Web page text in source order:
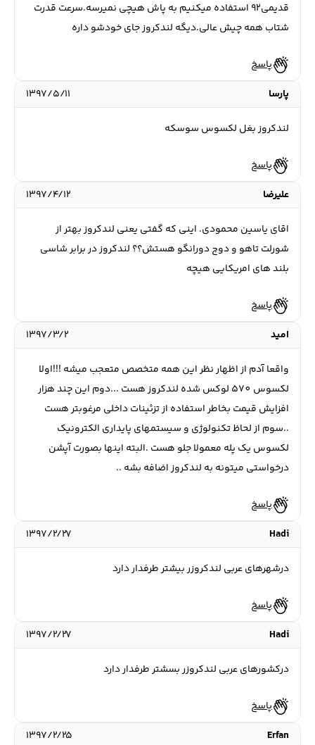
قدیمی۹۲ استفاده میکنیم به پاش هیچی نمیرسه.سرعت قدرت
شتاب همه چیش عالی.دیگه لندکروز جای خودشو داره
پاسخ
پارسا
۱۳۹۷/۵/۱۱
لندکروز بغل لکسوس سوسکه
پاسخ
علیرضا
۱۳۹۷/۴/۱۲
اقای یاسین محمودی. اینی که گفتی یعنی لندکروز بهتر از
شورلت تاهو و دوج دورانگو هستش؟؟ لندکروز در برابر شاسی
بلند های امریکایی هیچه
پاسخ
امید
۱۳۹۷/۳/۲
واقعا آدم از اظهار نظر این همه متخصص متعجب میشه !!!اولا
لکسوس 570 لوکس شده لندکروز هست ...دوم این چند هزار
افزایش قیمت بخاطر استفاده از تزئینات داخلی مرغوبتر هست
..سوم از لحاظ تکنولوژی و سیستمهای پایداری الکترونیک
لکسوس یک پله معمولا جلو هست .البته اینها بصورت آپشن
درخواستی میتونه به لندکروز اضافه بشه ..
پاسخ
Hadi
۱۳۹۷/۲/۲۷
درشهرهای عربی لندکروزر بیشتر طرفدار دارد
پاسخ
Hadi
۱۳۹۷/۲/۲۷
درکشورهای عربی لندکروزر بسشتر طرفدار دارد
پاسخ
Erfan
۱۳۹۷/۲/۲۵